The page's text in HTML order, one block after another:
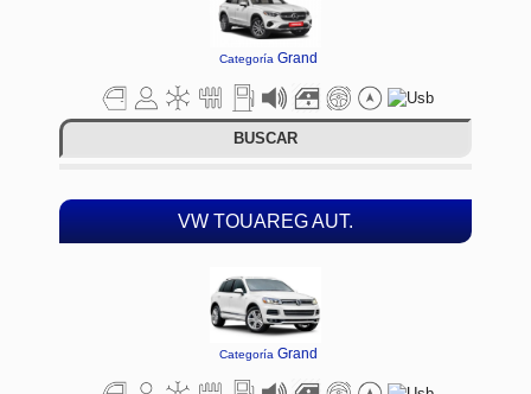
Categoría Grand
BUSCAR
VW TOUAREG AUT.
Categoría Grand